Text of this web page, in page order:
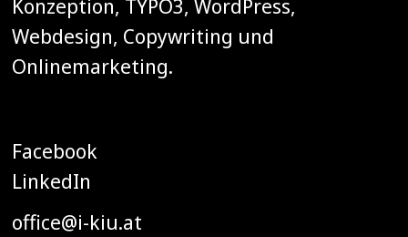
Konzeption, TYPO3, WordPress,
Webdesign, Copywriting und
Onlinemarketing.
Facebook
LinkedIn
office@i-kiu.at